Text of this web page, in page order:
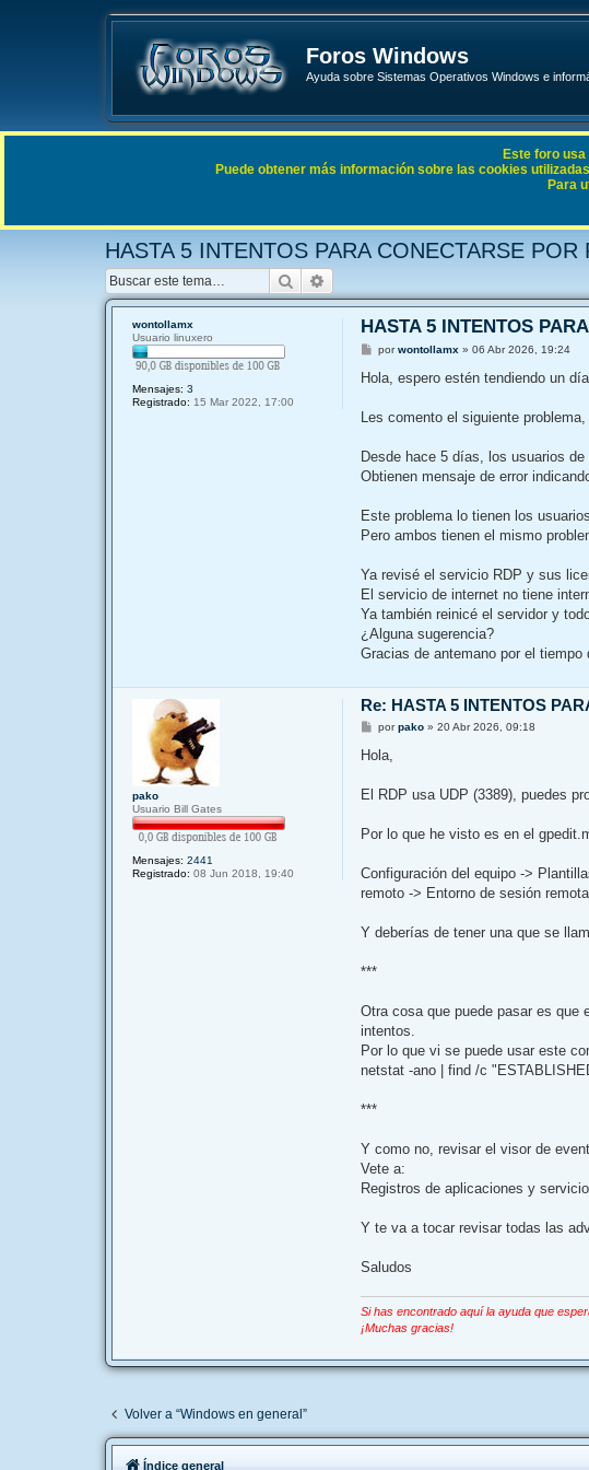
Foros Windows
Ayuda sobre Sistemas Operativos Windows e
Enlaces rápidos FAQ
HASTA 5 INTENTOS PARA CONECTARSE POR
Buscar
wontollamx
Usuario linuxero
Mensajes: 3
Registrado: 15 Mar 2022, 17:00
HASTA 5 INTENTOS
M
n
j
porwontollamx » 06 Abr 2026, 19:24
Hola, espero estén tendiendo un
Les comento el siguiente
Desde hace 5 días, los usuarios
Obtienen mensaje de error
Este problema lo tienen los
Pero ambos tienen el mismo
Ya revisé el servicio RDP y sus
El servicio de internet no tiene
Ya también reinicé el servidor y
¿Alguna sugerencia?
Gracias de antemano por el
pako
Usuario Bill Gates
Mensajes: 2441
Registrado: 08 Jun 2018, 19:40
Re: HASTA 5 INTENTOS
M
n
porpako» 20 Abr 2026, 09:18
Hola,
El RDP usa UDP (3389), puedes
Por lo que he visto es en el
Configuración del equipo ->
remoto -> Entorno de sesión remota
Y deberías de tener una que se
***
Otra cosa que puede pasar es que
intentos.
Por lo que vi se puede usar este
netstat -ano | find /c
***
Y como no, revisar el visor de
Vete a:
Registros de aplicaciones y
Y te va a tocar revisar todas las
Saludos
Si has encontrado aquí la ayuda que
¡Muchas gracias!
Volver a “Windows en general”
Este foro
Puede obtener más información sobre las cookies
Para
Índice general